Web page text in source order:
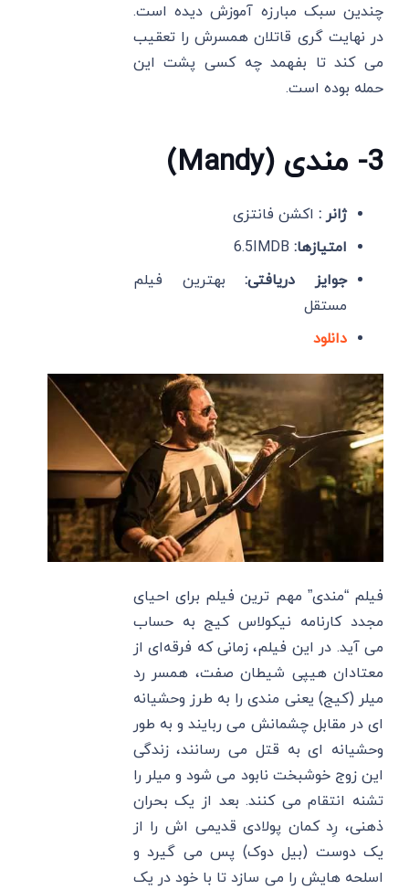
چندین سبک مبارزه آموزش دیده است.
در نهایت گری قاتلان همسرش را تعقیب
می کند تا بفهمد چه کسی پشت این
حمله بوده است.
3- مندی (Mandy)
ژانر : اکشن فانتزی
امتیازها: 6.5IMDB
جوایز دریافتی: بهترین فیلم
مستقل
دانلود
فیلم “مندی” مهم ‌ترین فیلم برای احیای
مجدد کارنامه نیکولاس کیج به حساب
می آید. در این فیلم، زمانی که فرقه‌ای از
معتادان هیپی شیطان صفت، همسر رد
میلر (کیج) یعنی مندی را به طرز وحشیانه
‌ای در مقابل چشمانش می ‌ربایند و به ‌طور
وحشیانه ‌ای به قتل می ‌رسانند، زندگی
این زوج خوشبخت نابود می ‌شود و میلر را
تشنه انتقام می کنند. بعد از یک بحران
ذهنی، رِد کمان پولادی قدیمی اش را از
یک دوست (بیل دوک) پس می گیرد و
اسلحه هایش را می سازد تا با خود در یک